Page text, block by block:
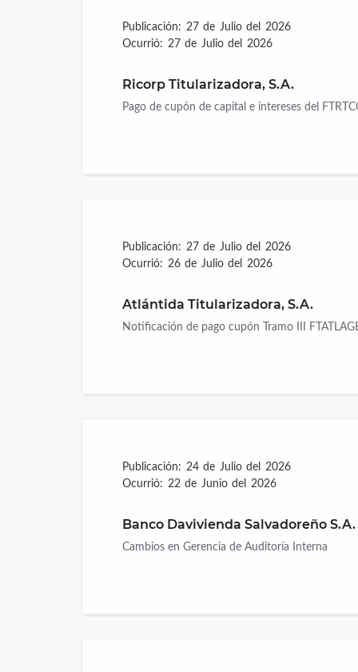
Publicación: 27 de Julio del 2026
Ocurrió: 27 de Julio del 2026
Ricorp Titularizadora, S.A.
Pago de cupón de capital e intereses del
Publicación: 27 de Julio del 2026
Ocurrió: 26 de Julio del 2026
Atlántida Titularizadora, S.A.
Notificación de pago cupón Tramo III
Publicación: 24 de Julio del 2026
Ocurrió: 22 de Junio del 2026
Banco Davivienda Salvadoreño S.A.
Cambios en Gerencia de Auditoría Interna